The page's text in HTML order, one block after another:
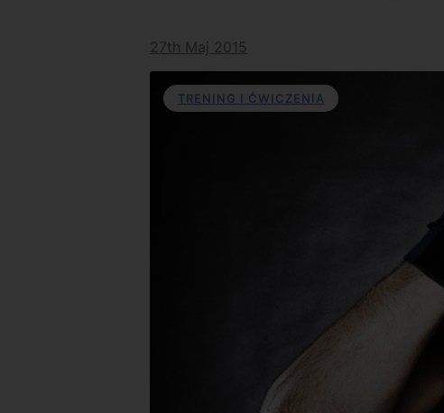
27th Maj 2015
TRENING I ĆWICZENIA